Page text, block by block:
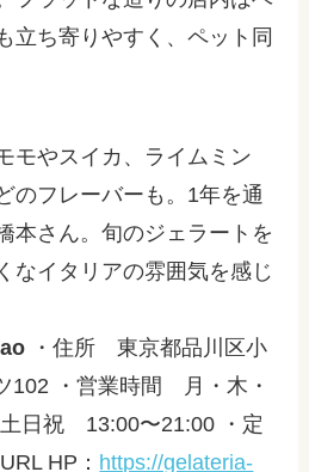
立ち寄りやすく、ペット同
モやスイカ、ライムミン
のフレーバーも。 1年を通
本さん。旬のジェラートを
なイタリアの雰囲気を感じ
・住所 東京都品川区小
102
・営業時間 月・木・
日祝 13:00〜21:00 ・定
HP： https://gelateria-